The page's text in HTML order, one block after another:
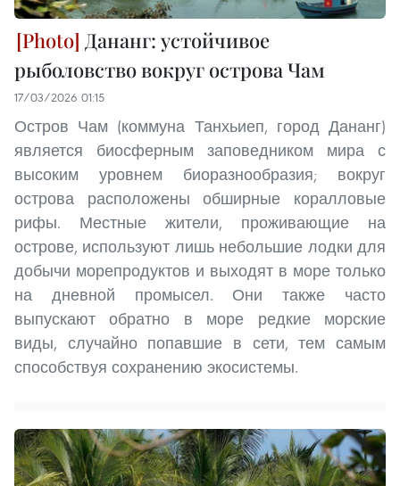
Дананг: устойчивое
рыболовство вокруг острова Чам
17/03/2026 01:15
Остров Чам (коммуна Танхьиеп, город Дананг)
является биосферным заповедником мира с
высоким уровнем биоразнообразия; вокруг
острова расположены обширные коралловые
рифы. Местные жители, проживающие на
острове, используют лишь небольшие лодки для
добычи морепродуктов и выходят в море только
на дневной промысел. Они также часто
выпускают обратно в море редкие морские
виды, случайно попавшие в сети, тем самым
способствуя сохранению экосистемы.